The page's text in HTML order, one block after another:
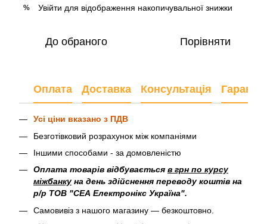
% Увійти для відображення накопичувальної знижки
До обраного Порівняти
Оплата Доставка Консультація Гарантія
Усі ціни вказано з ПДВ
Безготівковий розрахунок між компаніями
Іншими способами - за домовленістю
Оплата товарів відбувається в грн по курсу
міжбанкуна день здійснення переводу коштів на
р/р ТОВ "СЕА Електронікс Україна".
Самовивіз з нашого магазину — безкоштовно.